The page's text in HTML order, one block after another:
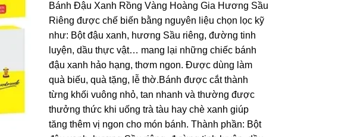
Bánh Đậu Xanh Rồng Vàng Hoàng Gia Hương Sầu
Riêng được chế biến bằng nguyên liệu chọn lọc kỹ
như: Bột đậu xanh, hương Sầu riêng, đường tinh
luyện, dầu thực vật… mang lại những chiếc bánh
đậu xanh hảo hạng, thơm ngon. Được dùng làm
quà biếu, quà tặng, lễ thờ.Bánh được cắt thành
từng khối vuông nhỏ, tan nhanh và thường được
thưởng thức khi uống trà tàu hay chè xanh giúp
tăng thêm vị ngon cho món bánh. Thành phần: Bột